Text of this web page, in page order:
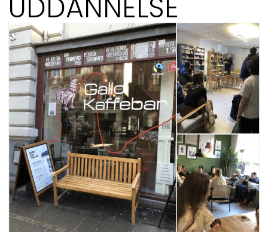
UDDANNELSE